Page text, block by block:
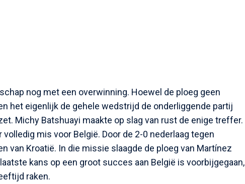
nog met een overwinning. Hoewel de ploeg geen
het eigenlijk de gehele wedstrijd de onderliggende partij
Michy Batshuayi maakte op slag van rust de enige treffer.
mis voor België. Door de 2-0 nederlaag tegen
van Kroatië. In die missie slaagde de ploeg van Martínez
kans op een groot succes aan België is voorbijgegaan,
raken.